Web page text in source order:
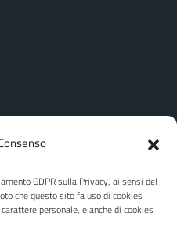
GDPR sulla Privacy, ai sensi del
che questo sito fa uso di cookies
personale, e anche di cookies